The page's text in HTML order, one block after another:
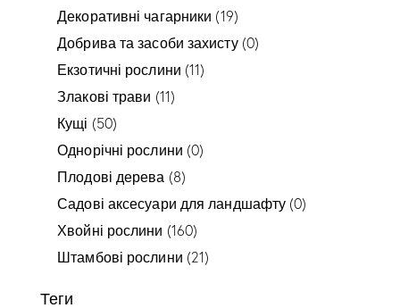
Декоративні чагарники (19)
Добрива та засоби захисту (0)
Екзотичні рослини (11)
Злакові трави (11)
Кущі (50)
Однорічні рослини (0)
Плодові дерева (8)
Садові аксесуари для ландшафту (0)
Хвойні рослини (160)
Штамбові рослини (21)
Теги